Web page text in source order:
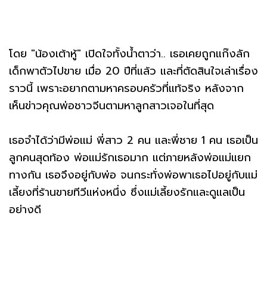
โดย "น้องเต้าหู้" เปิดใจทั้งน้ำตาว่า.. เธอเคยถูกแก๊งลัก
เด็กพาตัวไปขาย เมื่อ 20 ปีที่แล้ว และที่ตัดสินใจเล่าเรื่อง
ราวนี้ เพราะอยากตามหาครอบครัวที่แท้จริง หลังจาก
เห็นข่าวคุณพ่อชาวจีนตามหาลูกสาวเจอในที่สุด
เธอจำได้ว่ามีพ่อแม่ พี่สาว 2 คน และพี่ชาย 1 คน เธอเป็น
ลูกคนสุดท้อง พ่อแม่รักเธอมาก แต่ภายหลังพ่อแม่แยก
ทางกัน เธอจึงอยู่กับพ่อ จนกระทั่งพ่อพาเธอไปอยู่กับแม่
เลี้ยงที่ร้านขายทีวีแห่งหนึ่ง ซึ่งแม่เลี้ยงรักและดูแลเป็น
อย่างดี